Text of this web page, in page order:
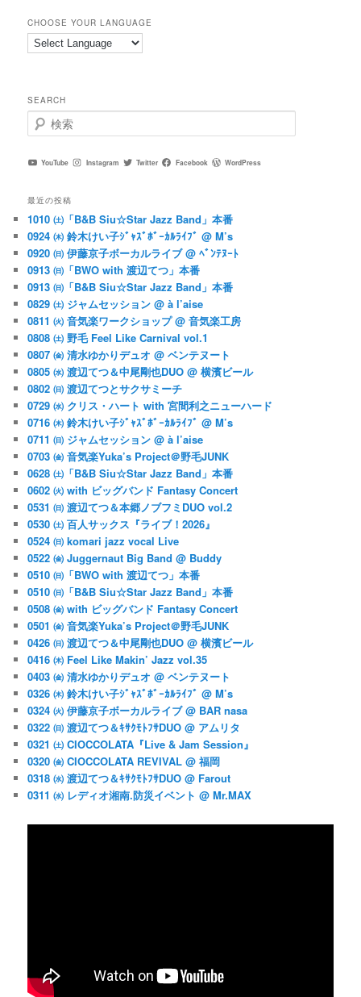
CHOOSE YOUR LANGUAGE
SEARCH
検
索
YouTube Instagram Twitter Facebook WordPress
最近の投稿
1010 ㈯「B&B Siu☆Star Jazz Band」本番
0924 ㈭ 鈴木けい子ｼﾞｬｽﾞﾎﾞｰｶﾙﾗｲﾌﾞ @ M’s
0920 ㈰ 伊藤京子ボーカルライブ @ ﾍﾞﾝﾃﾇｰﾄ
0913 ㈰「BWO with 渡辺てつ」本番
0913 ㈰「B&B Siu☆Star Jazz Band」本番
0829 ㈯ ジャムセッション @ à l’aise
0811 ㈫ 音気楽ワークショップ @ 音気楽工房
0808 ㈯ 野毛 Feel Like Carnival vol.1
0807 ㈮ 清水ゆかりデュオ @ ベンテヌート
0805 ㈬ 渡辺てつ＆中尾剛也DUO @ 横濱ビール
0802 ㈰ 渡辺てつとサクサミーチ
0729 ㈬ クリス・ハート with 宮間利之ニューハード
0716 ㈭ 鈴木けい子ｼﾞｬｽﾞﾎﾞｰｶﾙﾗｲﾌﾞ @ M’s
0711 ㈰ ジャムセッション @ à l’aise
0703 ㈮ 音気楽Yuka’s Project＠野毛JUNK
0628 ㈯「B&B Siu☆Star Jazz Band」本番
0602 ㈫ with ビッグバンド Fantasy Concert
0531 ㈰ 渡辺てつ＆本郷ノブフミDUO vol.2
0530 ㈯ 百人サックス『ライブ！2026』
0524 ㈰ komari jazz vocal Live
0522 ㈮ Juggernaut Big Band @ Buddy
0510 ㈰「BWO with 渡辺てつ」本番
0510 ㈰「B&B Siu☆Star Jazz Band」本番
0508 ㈮ with ビッグバンド Fantasy Concert
0501 ㈮ 音気楽Yuka’s Project＠野毛JUNK
0426 ㈰ 渡辺てつ＆中尾剛也DUO @ 横濱ビール
0416 ㈭ Feel Like Makin’ Jazz vol.35
0403 ㈮ 清水ゆかりデュオ @ ベンテヌート
0326 ㈭ 鈴木けい子ｼﾞｬｽﾞﾎﾞｰｶﾙﾗｲﾌﾞ @ M’s
0324 ㈫ 伊藤京子ボーカルライブ @ BAR nasa
0322 ㈰ 渡辺てつ＆ｷｻｸﾓﾄﾌｻDUO @ アムリタ
0321 ㈯ CIOCCOLATA『Live & Jam Session』
0320 ㈮ CIOCCOLATA REVIVAL @ 福岡
0318 ㈬ 渡辺てつ＆ｷｻｸﾓﾄﾌｻDUO @ Farout
0311 ㈬ レディオ湘南.防災イベント @ Mr.MAX